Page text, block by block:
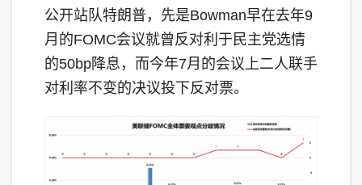
公开站队特朗普，先是Bowman早在去年9
月的FOMC会议就曾反对利于民主党选情
的50bp降息，而今年7月的会议上二人联手
对利率不变的决议投下反对票。